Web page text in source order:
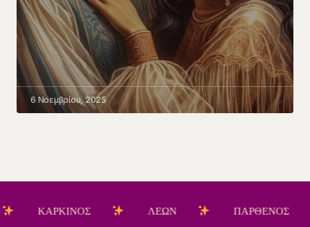
6 Νοεμβρίου, 2025
ΚΑΡΚΙΝΟΣ ΛΕΩΝ ΠΑΡΘΕΝΟΣ